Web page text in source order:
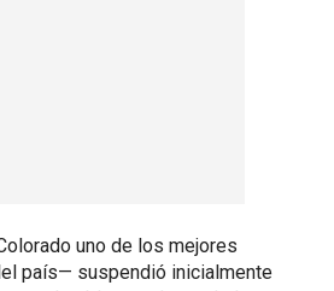
uno de los mejores
país— suspendió inicialmente